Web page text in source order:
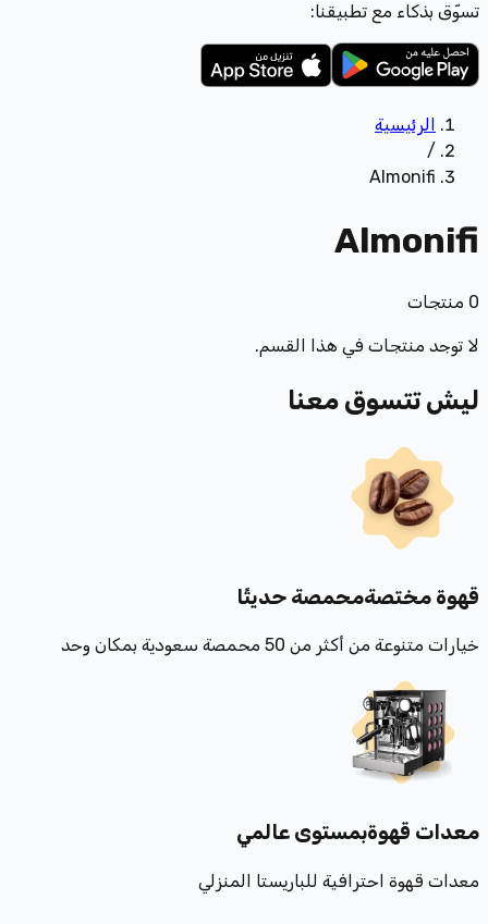
تسوّق بذكاء مع تطبيقنا:
الرئيسية
/
Almonifi
Almonifi
0 منتجات
لا توجد منتجات في هذا القسم.
ليش تتسوق معنا
قهوة مختصةمحمصة حديثًا
خيارات متنوعة من أكثر من 50 محمصة سعودية بمكان وحد
معدات قهوةبمستوى عالمي
معدات قهوة احترافية للباريستا المنزلي